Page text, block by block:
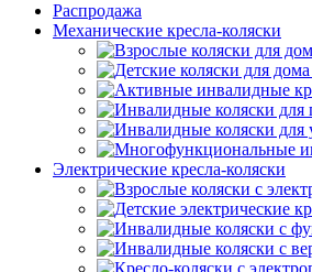
Распродажа
Механические кресла-коляски
Электрические кресла-коляски